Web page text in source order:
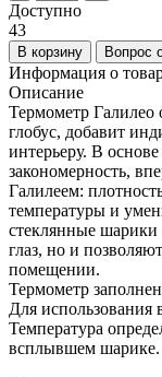
Доступно
43
В корзину Вопрос
Информация о
Описание
Термометр
глобус, добавит
интерьеру. В
закономерность,
Галилеем:
температуры и
стеклянные
глаз, но и
помещении.
Термометр
Для
Температура
всплывшем шарике.